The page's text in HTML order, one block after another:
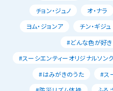
チョン・ジュノ
オ・ナラ
ヨム・ジョンア
チン・ギジュ
#どんな色が好き
#スーシエンティーオリジナルソン
#はみがきのうた
#ス